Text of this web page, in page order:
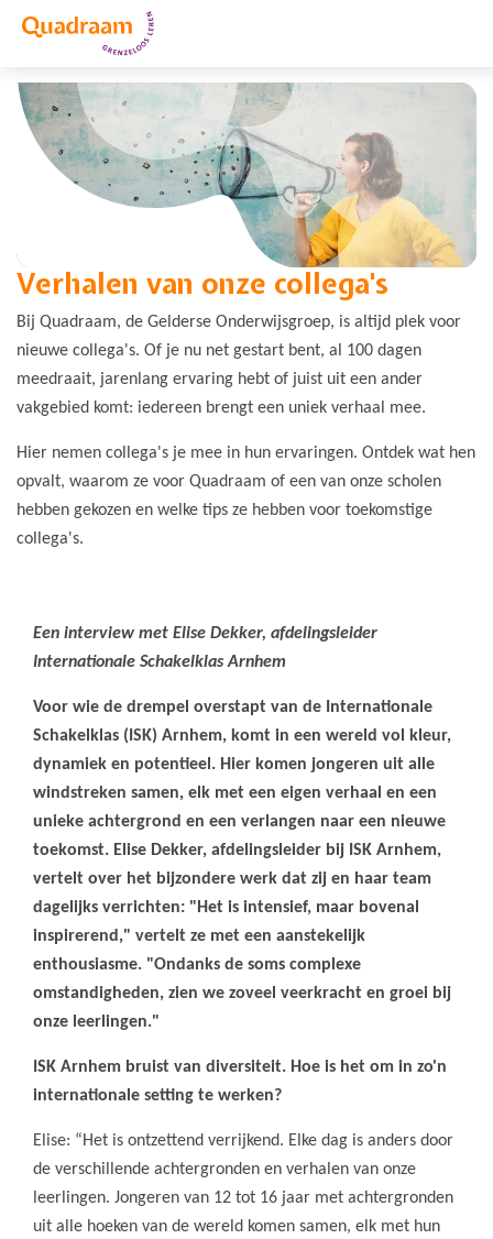
Verhalen van onze collega's
Bij Quadraam, de Gelderse Onderwijsgroep, is altijd plek voor
nieuwe collega's. Of je nu net gestart bent, al 100 dagen
meedraait, jarenlang ervaring hebt of juist uit een ander
vakgebied komt: iedereen brengt een uniek verhaal mee.
Hier nemen collega's je mee in hun ervaringen. Ontdek wat hen
opvalt, waarom ze voor Quadraam of een van onze scholen
hebben gekozen en welke tips ze hebben voor toekomstige
collega's.
Een interview met Elise Dekker, afdelingsleider
Internationale Schakelklas Arnhem
Voor wie de drempel overstapt van de Internationale
Schakelklas (ISK) Arnhem, komt in een wereld vol kleur,
dynamiek en potentieel. Hier komen jongeren uit alle
windstreken samen, elk met een eigen verhaal en een
unieke achtergrond en een verlangen naar een nieuwe
toekomst. Elise Dekker, afdelingsleider bij ISK Arnhem,
vertelt over het bijzondere werk dat zij en haar team
dagelijks verrichten: "Het is intensief, maar bovenal
inspirerend," vertelt ze met een aanstekelijk
enthousiasme. "Ondanks de soms complexe
omstandigheden, zien we zoveel veerkracht en groei bij
onze leerlingen."
ISK Arnhem bruist van diversiteit. Hoe is het om in zo'n
internationale setting te werken?
Elise: “Het is ontzettend verrijkend. Elke dag is anders door
de verschillende achtergronden en verhalen van onze
leerlingen. Jongeren van 12 tot 16 jaar met achtergronden
uit alle hoeken van de wereld komen samen, elk met hun